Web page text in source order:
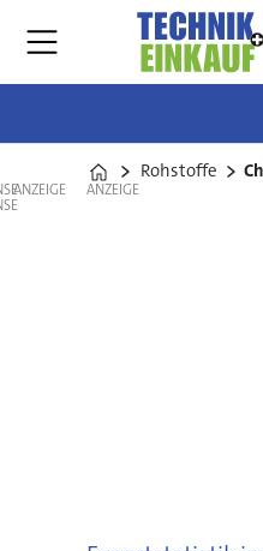
Home
Rohstoffe
ANZEIGE ANZEIGE